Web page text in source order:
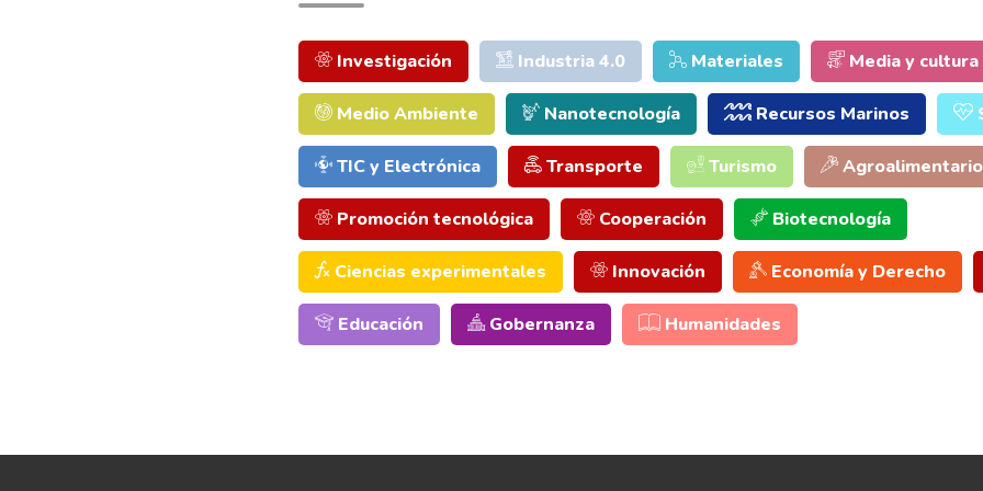
Investigación Industria 4.0 Materiales Media y cultura
Medio Ambiente Nanotecnología Recursos Marinos
TIC y Electrónica Transporte Turismo Agroalimentario
Promoción tecnológica Cooperación Biotecnología
Ciencias experimentales Innovación Economía y Derecho
Educación Gobernanza Humanidades